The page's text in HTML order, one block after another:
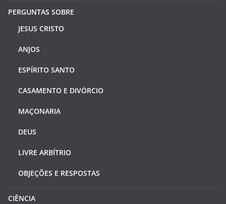
PERGUNTAS SOBRE
JESUS CRISTO
ANJOS
ESPÍRITO SANTO
CASAMENTO E DIVÓRCIO
MAÇONARIA
DEUS
LIVRE ARBÍTRIO
OBJEÇÕES E RESPOSTAS
CIÊNCIA